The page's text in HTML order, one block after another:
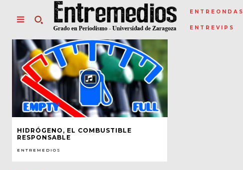
ENTREONDAS
ENTREVIPS
HIDRÓGENO, EL COMBUSTIBLE
RESPONSABLE
ENTREMEDIOS